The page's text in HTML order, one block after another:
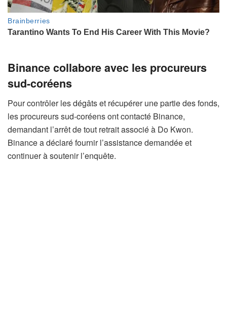
Binance collabore avec les procureurs
sud-coréens
Pour contrôler les dégâts et récupérer une partie des fonds,
les procureurs sud-coréens ont contacté Binance,
demandant l’arrêt de tout retrait associé à Do Kwon.
Binance a déclaré fournir l’assistance demandée et
continuer à soutenir l’enquête.